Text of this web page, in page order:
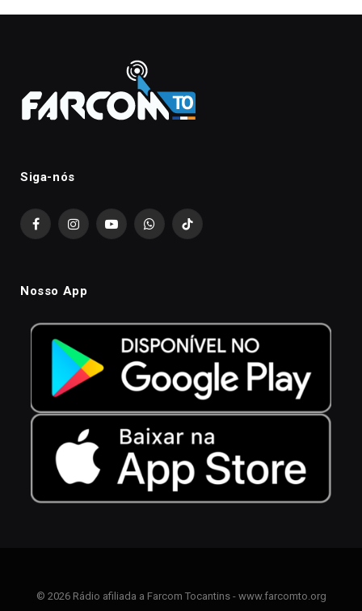
Siga-nós
FacebookInstagramYouTubeWhatsAppTikTok
Nosso App
© 2026 Rádio afiliada a Farcom Tocantins - www.farcomto.org